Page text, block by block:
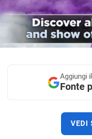
Aggiungi
Fonte
VEDI